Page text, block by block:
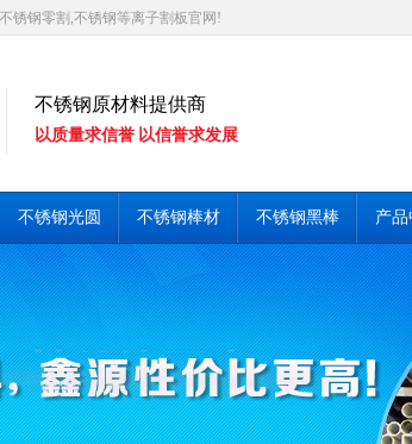
锈钢零割,不锈钢等离子割板官网!
不锈钢原材料提供商
以质量求信誉 以信誉求发展
不锈钢光圆 不锈钢棒材 不锈钢黑棒 产